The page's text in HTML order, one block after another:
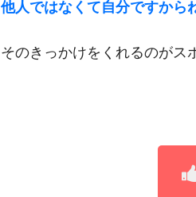
他人ではなくて自分ですから
そのきっかけをくれるのがス